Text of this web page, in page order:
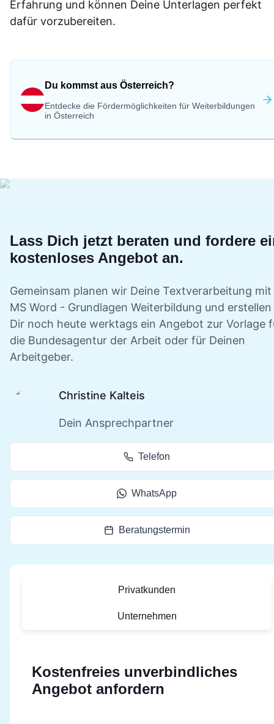
Erfahrung und können Deine Unterlagen perfekt
dafür vorzubereiten.
Du kommst aus Österreich?
Entdecke die Fördermöglichkeiten für Weiterbildungen
in Österreich
Lass Dich jetzt beraten und fordere
kostenloses Angebot an.
Gemeinsam planen wir Deine Textverarbeitung mit
MS Word - Grundlagen Weiterbildung und erstellen
Dir noch heute werktags ein Angebot zur Vorlage
die Bundesagentur der Arbeit oder für Deinen
Arbeitgeber.
Christine Kalteis
Dein Ansprechpartner
Telefon
WhatsApp
Beratungstermin
Privatkunden
Unternehmen
Kostenfreies unverbindliches
Angebot anfordern